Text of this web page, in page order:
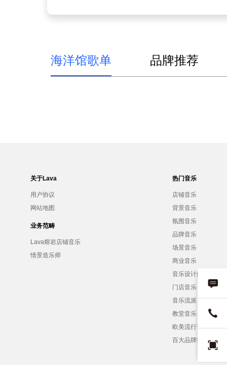
海洋馆歌单 品牌推荐
关于Lava
用户协议
网站地图
业务范畴
Lava熔岩店铺音乐
情景造乐师
热门音乐
店铺音乐
背景音乐
氛围音乐
品牌音乐
场景音乐
商业音乐
音乐设计师
门店音乐
音乐流派
教堂音乐
欧美流行音乐
百大品牌招募